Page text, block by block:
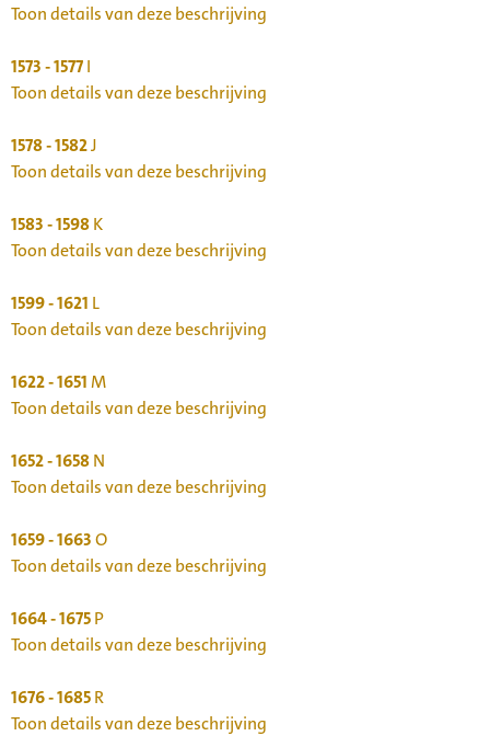
Toon details van deze beschrijving
1573 - 1577I
Toon details van deze beschrijving
1578 - 1582J
Toon details van deze beschrijving
1583 - 1598K
Toon details van deze beschrijving
1599 - 1621 L
Toon details van deze beschrijving
1622 - 1651M
Toon details van deze beschrijving
1652 - 1658N
Toon details van deze beschrijving
1659 - 1663O
Toon details van deze beschrijving
1664 - 1675P
Toon details van deze beschrijving
1676 - 1685R
Toon details van deze beschrijving